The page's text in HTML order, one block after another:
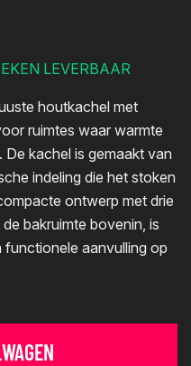
houtkachel met
ruimtes waar warmte
kachel is gemaakt van
indeling die het stoken
ontwerp met drie
bakruimte bovenin, is
aanvulling op
LEVERBAAR